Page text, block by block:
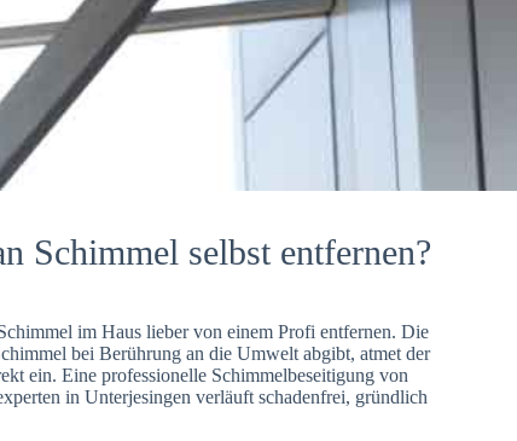
Schimmel selbst entfernen?
im Haus lieber von einem Profi entfernen. Die
bei Berührung an die Umwelt abgibt, atmet der
ein. Eine professionelle Schimmelbeseitigung von
in Unterjesingen verläuft schadenfrei, gründlich